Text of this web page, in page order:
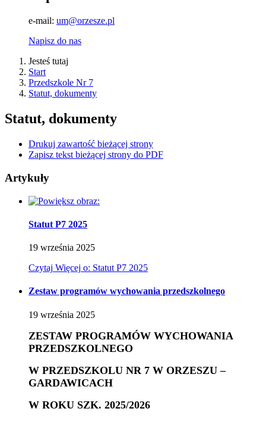
e-mail: um@orzesze.pl
Napisz do nas
Jesteś tutaj
Start
Przedszkole Nr 7
Statut, dokumenty
Statut, dokumenty
Drukuj zawartość bieżącej strony
Zapisz tekst bieżącej strony do PDF
Artykuły
Statut P7 2025
19 września 2025
Czytaj Więcej o: Statut P7 2025
Zestaw programów wychowania przedszkolnego
19 września 2025
ZESTAW PROGRAMÓW WYCHOWANIA
PRZEDSZKOLNEGO
W PRZEDSZKOLU NR 7 W ORZESZU –
GARDAWICACH
W ROKU SZK. 2025/2026